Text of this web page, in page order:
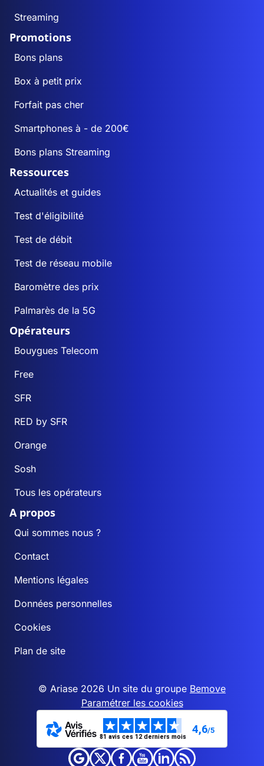
Streaming
Promotions
Bons plans
Box à petit prix
Forfait pas cher
Smartphones à - de 200€
Bons plans Streaming
Ressources
Actualités et guides
Test d'éligibilité
Test de débit
Test de réseau mobile
Baromètre des prix
Palmarès de la 5G
Opérateurs
Bouygues Telecom
Free
SFR
RED by SFR
Orange
Sosh
Tous les opérateurs
A propos
Qui sommes nous ?
Contact
Mentions légales
Données personnelles
Cookies
Plan de site
© Ariase 2026 Un site du groupe Bemove
Paramétrer les cookies
81 avis ces 12 derniers mois
4,6/5